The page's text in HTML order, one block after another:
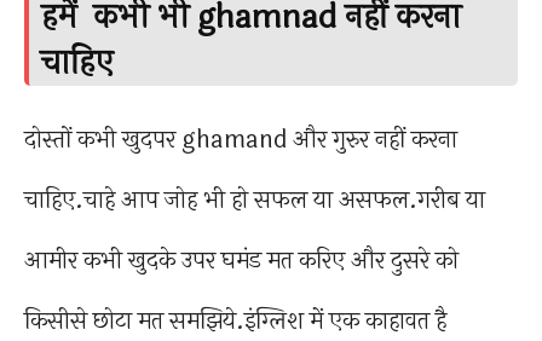
हमें कभी भी ghamnad नहीं करना
चाहिए
दोस्तों कभी खुदपर ghamand और गुरुर नहीं करना
चाहिए.चाहे आप जोह भी हो सफल या असफल.गरीब या
आमीर कभी खुदके उपर घमंड मत करिए और दुसरे को
किसीसे छोटा मत समझिये.इंग्लिश में एक काहावत है